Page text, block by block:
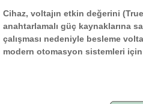
Cihaz, voltajın etkin değerini
anahtarlamalı güç kaynaklarına
çalışması nedeniyle besleme
modern otomasyon sistemleri için